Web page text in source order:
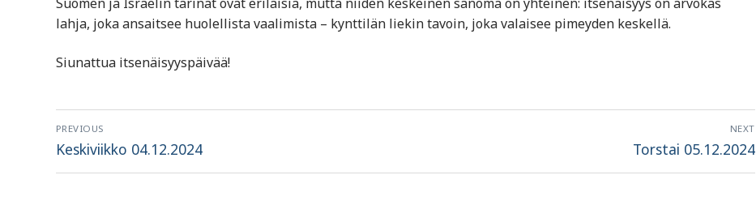
lahja, joka ansaitsee huolellista vaalimista – kynttilän liekin tavoin, joka valaisee pimeyden keskellä.
Siunattua itsenäisyyspäivää!
Artikkelien
selaus
PREVIOUS
Previous
Keskiviikko 04.12.2024
NEXT
Next
Torstai 05.12.2024